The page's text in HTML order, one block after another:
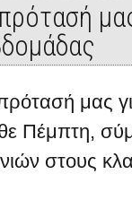
μας
Πέμπτη,
στους